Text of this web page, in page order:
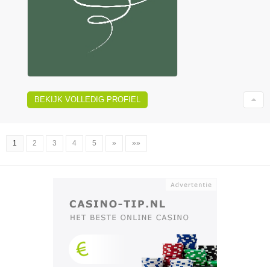
BEKIJK VOLLEDIG PROFIEL
1 2 3 4 5 » »»